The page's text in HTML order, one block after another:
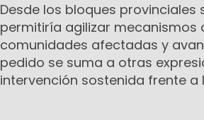
Desde los bloques
permitiría agilizar
comunidades afectadas y
pedido se suma a otras
intervención sostenida frente